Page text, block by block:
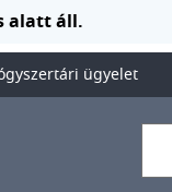
alatt áll.
ügyelet